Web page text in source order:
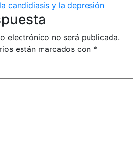
candidiasis y la depresión
electrónico no será publicada.
están marcados con *